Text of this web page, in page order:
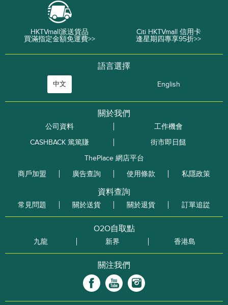
HKTVmall派送貨品
買滿指定金額免運費>>
Citi HKTVmall 信用卡
逢星期四專享95折>>
語言選擇
中文 English
關於我們
公司資料
工作機會
CASHBACK 篤篤賺
街市即日餸
ThePlace 網店平台
商戶加盟
廣告查詢 使用條款 私隱政策
資料查詢
常見問題 關於送貨 關於退貨 訂單追踨
O2O自取點
九龍 新界 香港島
關注我們